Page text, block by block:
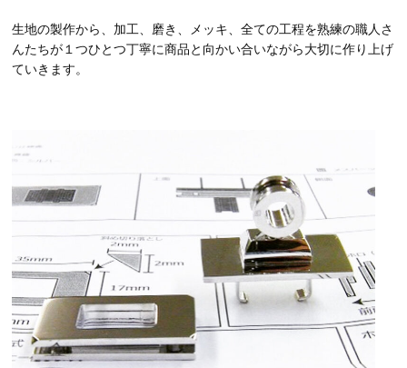
生地の製作から、加工、磨き、メッキ、全ての工程を熟練の職人さ
んたちが１つひとつ丁寧に商品と向かい合いながら大切に作り上げ
ていきます。